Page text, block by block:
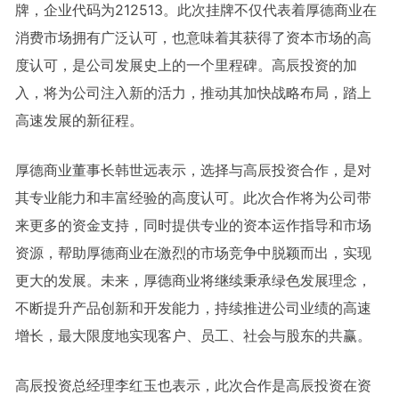
牌，企业代码为212513。此次挂牌不仅代表着厚德商业在
消费市场拥有广泛认可，也意味着其获得了资本市场的高
度认可，是公司发展史上的一个里程碑。高辰投资的加
入，将为公司注入新的活力，推动其加快战略布局，踏上
高速发展的新征程。
厚德商业董事长韩世远表示，选择与高辰投资合作，是对
其专业能力和丰富经验的高度认可。此次合作将为公司带
来更多的资金支持，同时提供专业的资本运作指导和市场
资源，帮助厚德商业在激烈的市场竞争中脱颖而出，实现
更大的发展。未来，厚德商业将继续秉承绿色发展理念，
不断提升产品创新和开发能力，持续推进公司业绩的高速
增长，最大限度地实现客户、员工、社会与股东的共赢。
高辰投资总经理李红玉也表示，此次合作是高辰投资在资